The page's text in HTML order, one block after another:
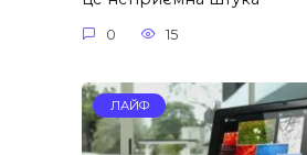
0 15
ЛАЙФ